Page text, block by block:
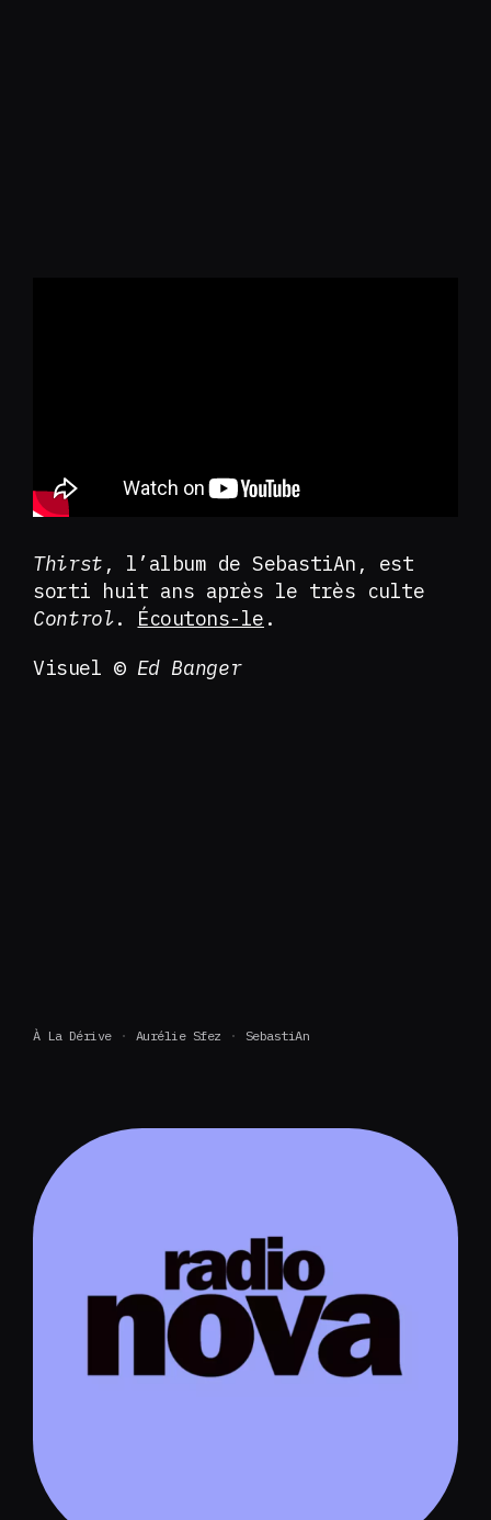
Thirst , l’album de SebastiAn, est
sorti huit ans après le très culte
Control. Écoutons-le .
Visuel © Ed Banger
À La Dérive Aurélie Sfez SebastiAn